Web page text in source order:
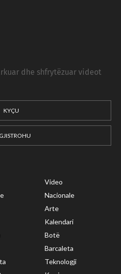
dhe shfrytëzuar videot
KYÇU
Video
Nacionale
Arte
Kalendari
Botë
Barcaleta
Teknologji